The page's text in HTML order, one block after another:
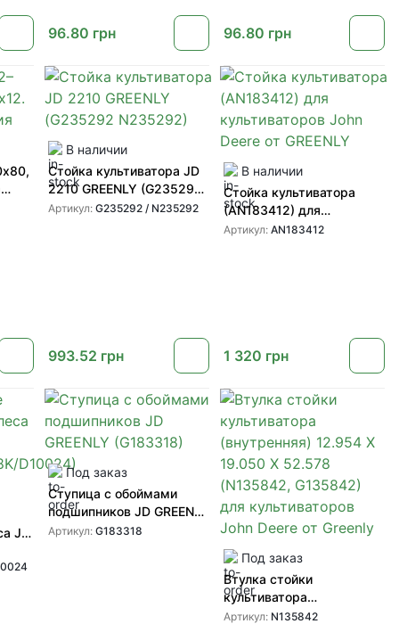
96.80 грн 96.80 грн
В наличии
Стойка культиватора JD
2210 GREENLY (G235292
N235292)
Артикул: G235292 / N235292
993.52 грн
В наличии
Стойка культиватора
(AN183412) для
культиваторов John Deere
Артикул: AN183412
1 320 грн
JD
Под заказ
Ступица с обоймами
подшипников JD GREENLY
(G183318)
Артикул: G183318
Под заказ
Втулка стойки
культиватора
(внутренняя) 12.954 X
Артикул: N135842